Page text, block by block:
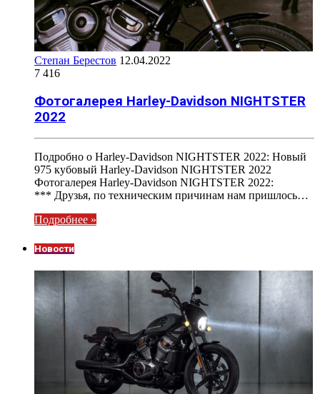
Степан Берестов 12.04.2022
7 416
Фотогалерея Harley-Davidson NIGHTSTER
2022
Подробно о Harley-Davidson NIGHTSTER 2022: Новый
975 кубовый Harley-Davidson NIGHTSTER 2022
Фотогалерея Harley-Davidson NIGHTSTER 2022:
*** Друзья, по техническим причинам нам пришлось…
Подробнее »
Новости